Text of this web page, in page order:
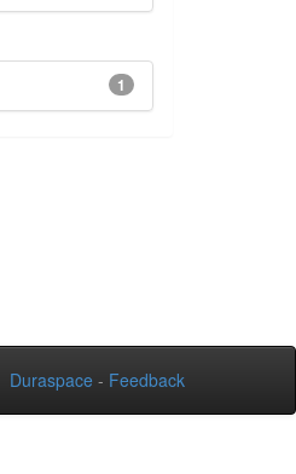
1
Duraspace - Feedback